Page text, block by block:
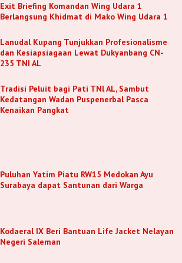
Exit Briefing Komandan Wing Udara 1
Berlangsung Khidmat di Mako Wing Udara 1
Lanudal Kupang Tunjukkan Profesionalisme
dan Kesiapsiagaan Lewat Dukyanbang CN-
235 TNI AL
Tradisi Peluit bagi Pati TNl AL, Sambut
Kedatangan Wadan Puspenerbal Pasca
Kenaikan Pangkat
Puluhan Yatim Piatu RW15 Medokan Ayu
Surabaya dapat Santunan dari Warga
Kodaeral IX Beri Bantuan Life Jacket Nelayan
Negeri Saleman